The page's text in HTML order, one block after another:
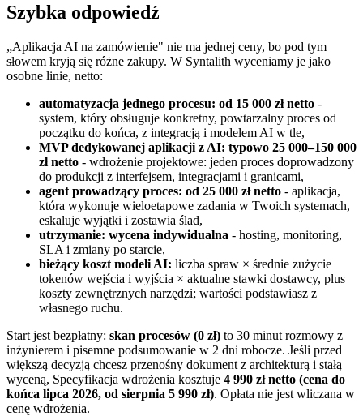
Szybka odpowiedź
„Aplikacja AI na zamówienie" nie ma jednej ceny, bo pod tym
słowem kryją się różne zakupy. W Syntalith wyceniamy je jako
osobne linie, netto:
automatyzacja jednego procesu: od 15 000 zł netto -
system, który obsługuje konkretny, powtarzalny proces od
początku do końca, z integracją i modelem AI w tle,
MVP dedykowanej aplikacji z AI: typowo 25 000–150 000
zł netto - wdrożenie projektowe: jeden proces doprowadzony
do produkcji z interfejsem, integracjami i granicami,
agent prowadzący proces: od 25 000 zł netto - aplikacja,
która wykonuje wieloetapowe zadania w Twoich systemach,
eskaluje wyjątki i zostawia ślad,
utrzymanie: wycena indywidualna - hosting, monitoring,
SLA i zmiany po starcie,
bieżący koszt modeli AI: liczba spraw × średnie zużycie
tokenów wejścia i wyjścia × aktualne stawki dostawcy, plus
koszty zewnętrznych narzędzi; wartości podstawiasz z
własnego ruchu.
Start jest bezpłatny: skan procesów (0 zł) to 30 minut rozmowy z
inżynierem i pisemne podsumowanie w 2 dni robocze. Jeśli przed
większą decyzją chcesz przenośny dokument z architekturą i stałą
wyceną, Specyfikacja wdrożenia kosztuje 4 990 zł netto (cena do
końca lipca 2026, od sierpnia 5 990 zł). Opłata nie jest wliczana w
cenę wdrożenia.